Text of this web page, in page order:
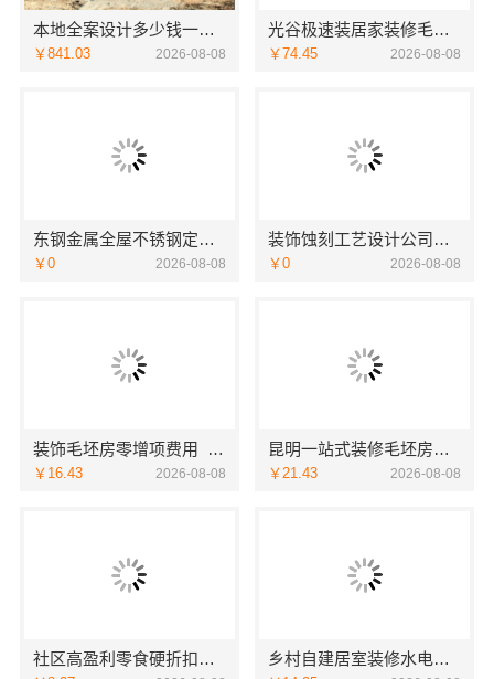
本地全案设计多少钱一平售后无忧湖南创益讯建筑有限公司
￥841.03 2026-08-08
光谷极速装居家装修毛坯房｜本地快装（湖北）科技有限公司全屋定制整装方案
￥74.45 2026-08-08
东钢金属全屋不锈钢定制生产商本地江苏东钢金属科技有限公司
￥0 2026-08-08
装饰蚀刻工艺设计公司，华居不锈钢特色优
￥0 2026-08-08
装饰毛坯房零增项费用_苏州兔哥哥智装新材料
￥16.43 2026-08-08
昆明一站式装修毛坯房，认准云南至高新型建材有限公司
￥21.43 2026-08-08
社区高盈利零食硬折扣全域盈利-河南零百味供应链有限公司 乡村自建居室装修水电规整，万赢饰家专业无忧